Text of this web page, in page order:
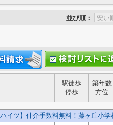
並び順：
駅徒歩
停歩
築年数
方位
ハイツ】仲介手数料無料！藤ヶ丘小